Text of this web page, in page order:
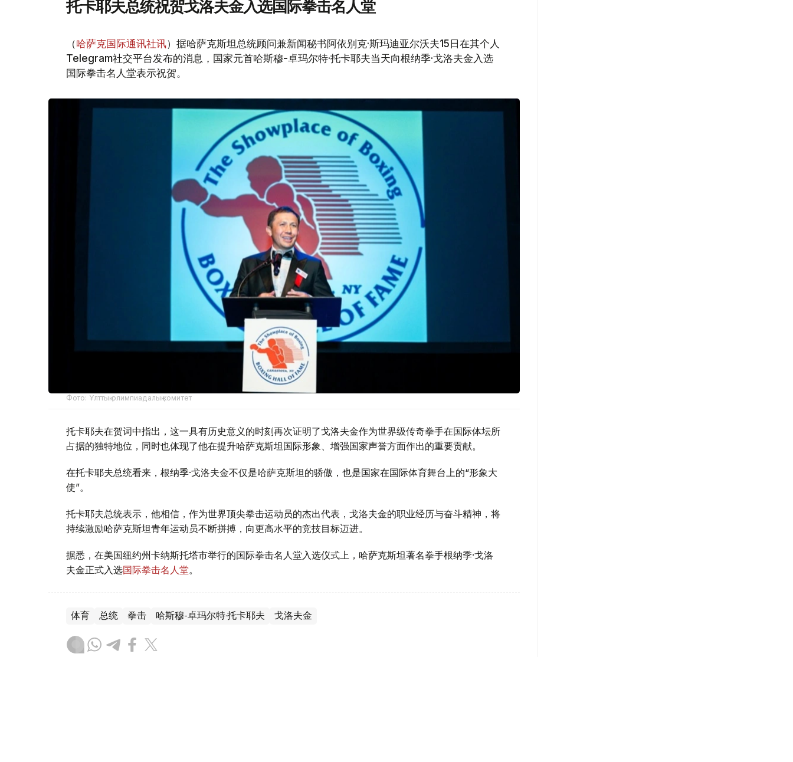
托卡耶夫总统祝贺戈洛夫金入选国际拳击名人堂
（哈萨克国际通讯社讯）据哈萨克斯坦总统顾问兼新闻秘书阿依别克·斯玛迪亚尔沃夫15日在其个人
Telegram社交平台发布的消息，国家元首哈斯穆-卓玛尔特·托卡耶夫当天向根纳季·戈洛夫金入选
国际拳击名人堂表示祝贺。
Фото: Ұлттық олимпиадалық комитет
托卡耶夫在贺词中指出，这一具有历史意义的时刻再次证明了戈洛夫金作为世界级传奇拳手在国际体坛所
占据的独特地位，同时也体现了他在提升哈萨克斯坦国际形象、增强国家声誉方面作出的重要贡献。
在托卡耶夫总统看来，根纳季·戈洛夫金不仅是哈萨克斯坦的骄傲，也是国家在国际体育舞台上的“形象大
使”。
托卡耶夫总统表示，他相信，作为世界顶尖拳击运动员的杰出代表，戈洛夫金的职业经历与奋斗精神，将
持续激励哈萨克斯坦青年运动员不断拼搏，向更高水平的竞技目标迈进。
据悉，在美国纽约州卡纳斯托塔市举行的国际拳击名人堂入选仪式上，哈萨克斯坦著名拳手根纳季·戈洛
夫金正式入选国际拳击名人堂。
体育 总统 拳击 哈斯穆-卓玛尔特·托卡耶夫 戈洛夫金